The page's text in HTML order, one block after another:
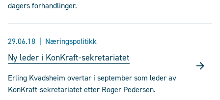
dagers forhandlinger.
29.06.18 Næringspolitikk
Ny leder i KonKraft-sekretariatet
Erling Kvadsheim overtar i september som leder av
KonKraft-sekretariatet etter Roger Pedersen.